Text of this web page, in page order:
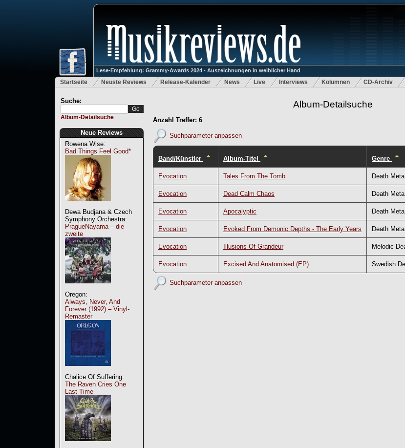
Lese-Empfehlung: Grammy-Awards 2024 - Auszeichnungen in weiblicher Hand
Startseite Neuste Reviews Release-Kalender News Live Interviews Kolumnen CD-Archiv
Suche:
Album-Detailsuche
Neue Reviews
Rowena Wise:
Bad Things Feel Good*
Dewa Budjana & Czech
Symphony Orchestra:
PragueNayama – die
zweite
Oregon:
Always, Never, And
Forever (1992) – Vinyl-
Remaster
Chalice Of Suffering:
The Raven Cries One
Last Time
Album-Detailsuche
Anzahl Treffer: 6
Suchparameter anpassen
Band/Künstler Album-Titel Genre
Evocation Tales From The Tomb Death Metal
Evocation Dead Calm Chaos Death Metal
Evocation Apocalyptic Death Metal
Evocation Evoked From Demonic Depths - The Early Years Death Metal
Evocation Illusions Of Grandeur Melodic
Evocation Excised And Anatomised (EP) Swedish
Suchparameter anpassen